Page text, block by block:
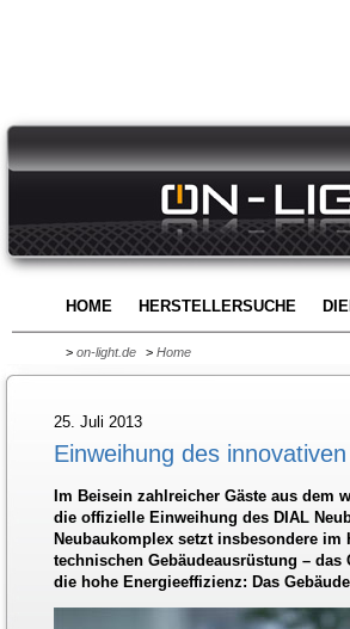
HOME HERSTELLERSUCHE
> on-light.de > Home
25. Juli 2013
Einweihung des
Im Beisein zahlreicher Gäste aus
die offizielle Einweihung des DIAL
Neubaukomplex setzt insbesondere
technischen Gebäudeausrüstung – das
die hohe Energieeffizienz: Das